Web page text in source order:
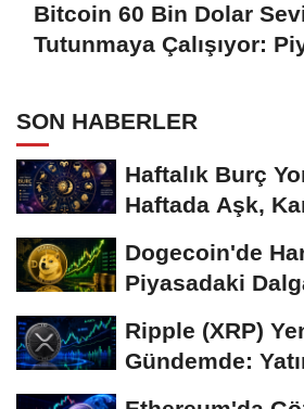
Bitcoin 60 Bin Dolar
Tutunmaya Çalışıyor:
SON HABERLER
Haftalık Burç
Haftada Aşk,
Dogecoin'de
Piyasadaki
Ripple (XRP)
Gündemde: